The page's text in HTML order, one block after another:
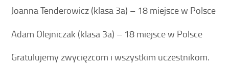
Joanna Tenderowicz (klasa 3a) – 18 miejsce w Polsce
Adam Olejniczak (klasa 3a) – 18 miejsce w Polsce
Gratulujemy zwycięzcom i wszystkim uczestnikom.